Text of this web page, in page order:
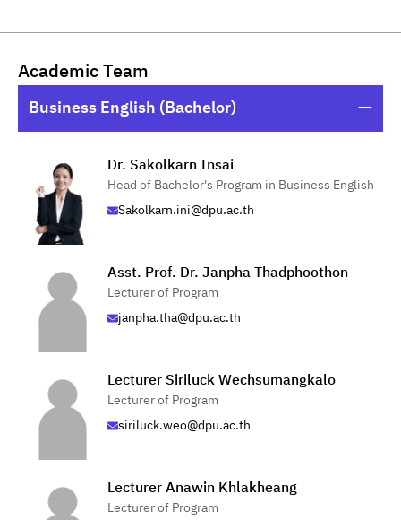
Academic Team
Business English (Bachelor)
Dr. Sakolkarn Insai
Head of Bachelor's Program in Business English
Sakolkarn.ini@dpu.ac.th
Asst. Prof. Dr. Janpha Thadphoothon
Lecturer of Program
janpha.tha@dpu.ac.th
Lecturer Siriluck Wechsumangkalo
Lecturer of Program
siriluck.weo@dpu.ac.th
Lecturer Anawin Khlakheang
Lecturer of Program